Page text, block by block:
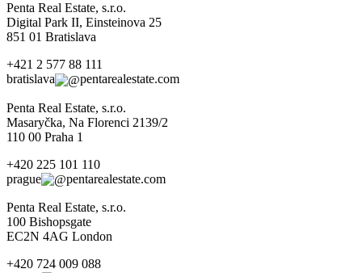
Penta Real Estate, s.r.o.
Digital Park II, Einsteinova 25
851 01 Bratislava
+421 2 577 88 111
bratislava
pentarealestate.com
Penta Real Estate, s.r.o.
Masaryčka, Na Florenci 2139/2
110 00 Praha 1
+420 225 101 110
prague
pentarealestate.com
Penta Real Estate, s.r.o.
100 Bishopsgate
EC2N 4AG London
+420 724 009 088